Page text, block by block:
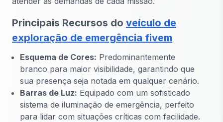
Principais Recursos do veículo de
exploração de emergência fivem
Esquema de Cores: Predominantemente
branco para maior visibilidade, garantindo que
sua presença seja notada em qualquer cenário.
Barras de Luz: Equipado com um sofisticado
sistema de iluminação de emergência, perfeito
para lidar com situações críticas com facilidade.